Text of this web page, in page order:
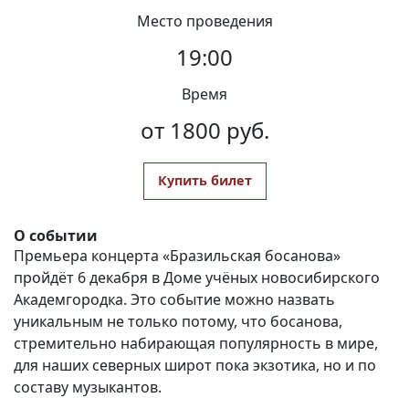
Место проведения
19:00
Время
от 1800 руб.
Купить билет
О событии
Премьера концерта «Бразильская босанова»
пройдёт 6 декабря в Доме учёных новосибирского
Академгородка. Это событие можно назвать
уникальным не только потому, что босанова,
стремительно набирающая популярность в мире,
для наших северных широт пока экзотика, но и по
составу музыкантов.